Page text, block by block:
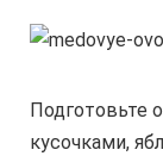
Подготовьте
кусочками,